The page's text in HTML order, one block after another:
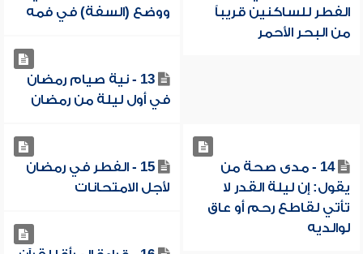
الفطر للساكنين قريباً
من البحر الأحمر
ووضع (السفة) في فمه
13 - نية صيام رمضان
في أول ليلة من رمضان
14 - مدى صحة من
يقول: إن ليلة القدر لا
تأتي لقاطع رحم أو عاق
لوالديه
15 - الفطر في رمضان
لأجل الامتحانات